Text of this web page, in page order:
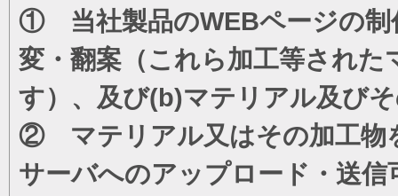
① 当社製品のWEBページの制
変・翻案（これら加工等され
す）、及び(b)マテリアル及び
② マテリアル又はその加工物
サーバへのアップロード・送信